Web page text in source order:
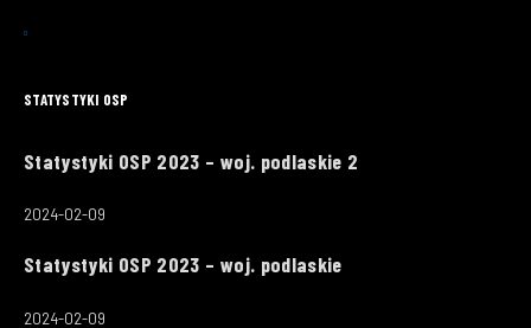
STATYSTYKI OSP
Statystyki OSP 2023 – woj. podlaskie 2
2024-02-09
Statystyki OSP 2023 – woj. podlaskie
2024-02-09